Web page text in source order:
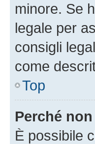
minore. Se
legale per
consigli
come
Top
Perché
È possibile